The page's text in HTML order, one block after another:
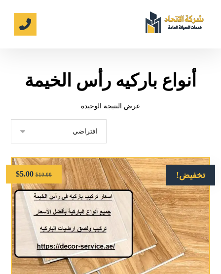
أنواع باركيه رأس الخيمة
عرض النتيجة الوحيدة
تخفيض! $10.00
$5.00